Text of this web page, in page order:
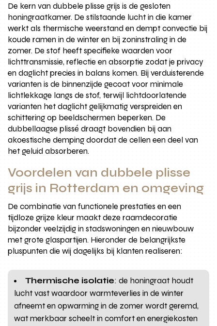
De kern van dubbele plisse grijs is de gesloten
honingraatkamer. De stilstaande lucht in die kamer
werkt als thermische weerstand en dempt convectie bij
koude ramen in de winter en bij zoninstraling in de
zomer. De stof heeft specifieke waarden voor
lichttransmissie, reflectie en absorptie zodat je privacy
en daglicht precies in balans komen. Bij verduisterende
varianten is de binnenzijde gecoat voor minimale
lichtlekkage langs de stof, terwijl lichtdoorlatende
varianten het daglicht gelijkmatig verspreiden en
schittering op beeldschermen beperken. De
dubbellaagse plissé draagt bovendien bij aan
akoestische demping doordat de cellen een deel van
het geluid absorberen.
Voordelen van dubbele plisse
grijs in Rotterdam en omgeving
De combinatie van functionele prestaties en een
tijdloze grijze kleur maakt deze raamdecoratie
bijzonder veelzijdig in stadswoningen en nieuwbouw
met grote glaspartijen. Hieronder de belangrijkste
pluspunten die wij dagelijks bij klanten realiseren:
Thermische isolatie: de honingraat houdt
lucht vast waardoor warmteverlies in de winter
afneemt en opwarming in de zomer wordt geremd,
wat merkbaar scheelt in comfort en energiekosten